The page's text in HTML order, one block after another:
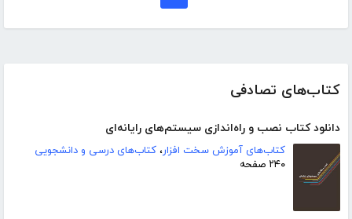
کتاب‌های تصادفی
دانلود کتاب نصب و راه‌اندازی سیستم‌های رایانه‌ای
کتاب‌های آموزش سخت افزار، کتاب‌های درسی و دانشجویی
۲۴۰ صفحه